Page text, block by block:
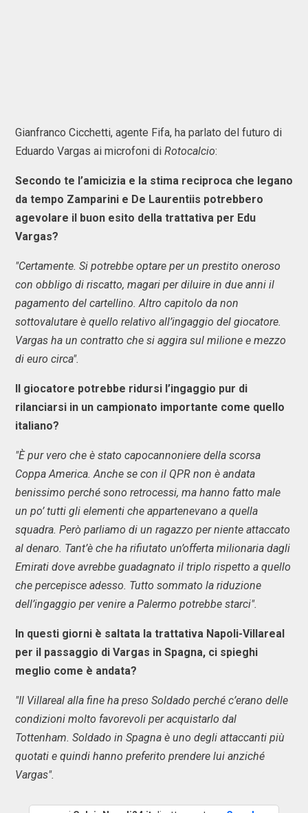
Gianfranco Cicchetti, agente Fifa, ha parlato del futuro di
Eduardo Vargas ai microfoni di Rotocalcio:
Secondo te l’amicizia e la stima reciproca che legano
da tempo Zamparini e De Laurentiis potrebbero
agevolare il buon esito della trattativa per Edu
Vargas?
"Certamente. Si potrebbe optare per un prestito oneroso
con obbligo di riscatto, magari per diluire in due anni il
pagamento del cartellino. Altro capitolo da non
sottovalutare è quello relativo all’ingaggio del giocatore.
Vargas ha un contratto che si aggira sul milione e mezzo
di euro circa".
Il giocatore potrebbe ridursi l’ingaggio pur di
rilanciarsi in un campionato importante come quello
italiano?
"È pur vero che è stato capocannoniere della scorsa
Coppa America. Anche se con il QPR non è andata
benissimo perché sono retrocessi, ma hanno fatto male
un po’ tutti gli elementi che appartenevano a quella
squadra. Però parliamo di un ragazzo per niente attaccato
al denaro. Tant’è che ha rifiutato un’offerta milionaria dagli
Emirati dove avrebbe guadagnato il triplo rispetto a quello
che percepisce adesso. Tutto sommato la riduzione
dell’ingaggio per venire a Palermo potrebbe starci".
In questi giorni è saltata la trattativa Napoli-Villareal
per il passaggio di Vargas in Spagna, ci spieghi
meglio come è andata?
"Il Villareal alla fine ha preso Soldado perché c’erano delle
condizioni molto favorevoli per acquistarlo dal
Tottenham. Soldado in Spagna è uno degli attaccanti più
quotati e quindi hanno preferito prendere lui anziché
Vargas".